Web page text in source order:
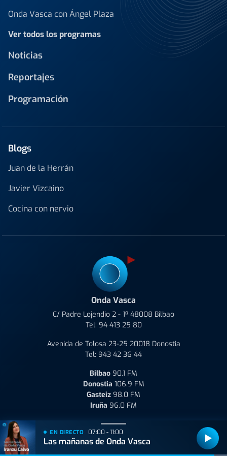
Onda Vasca con Ángel Plaza
Ver todos los programas
Noticias
Reportajes
Programación
Blogs
Juan de la Herrán
Javier Vizcaino
Cocina con nervio
Onda Vasca
C/ Padre Lojendio 2 - 1º 48008 Bilbao
Tel: 94 413 25 80
Avenida de Tolosa 23-25 20018 Donostia
Tel: 943 42 36 44
Bilbao 90.1 FM
Donostia 106.9 FM
Gasteiz 98.0 FM
Iruña 96.0 FM
Quiénes Somos Política de Privacidad
EN DIRECTO 07:00 - 11:00
Las mañanas de Onda Vasca